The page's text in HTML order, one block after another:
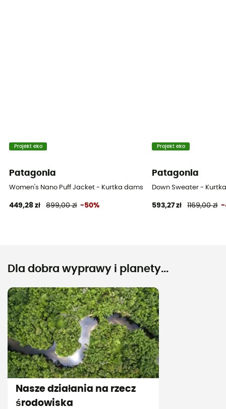
Projekt eko
Patagonia
Women's Nano Puff Jacket - Kurtka damski
449,28 zł 899,00 zł -50%
Projekt eko
Patagonia
Down Sweater -
593,27 zł 1169,00 zł -
Dla dobra wyprawy i planety...
Nasze działania na rzecz
środowiska